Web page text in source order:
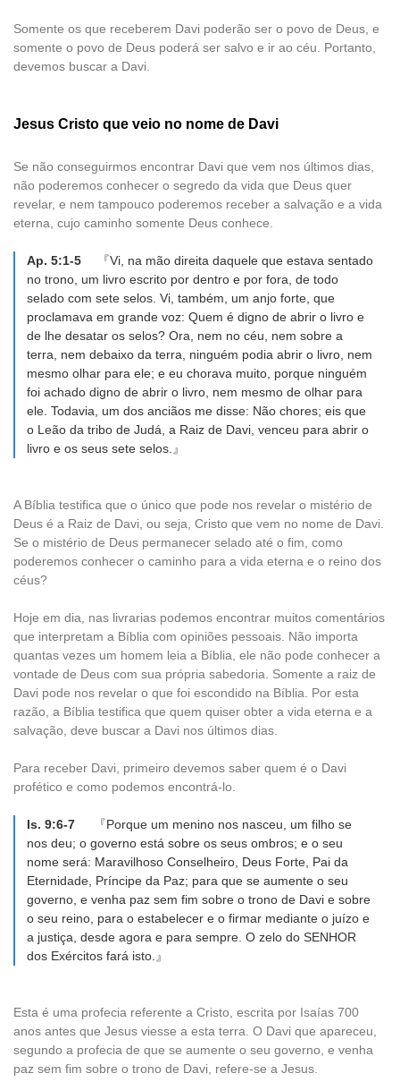
Somente os que receberem Davi poderão ser o povo de Deus, e
somente o povo de Deus poderá ser salvo e ir ao céu. Portanto,
devemos buscar a Davi.
Jesus Cristo que veio no nome de Davi
Se não conseguirmos encontrar Davi que vem nos últimos dias,
não poderemos conhecer o segredo da vida que Deus quer
revelar, e nem tampouco poderemos receber a salvação e a vida
eterna, cujo caminho somente Deus conhece.
Ap. 5:1-5
『Vi, na mão direita daquele que estava sentado
no trono, um livro escrito por dentro e por fora, de todo
selado com sete selos. Vi, também, um anjo forte, que
proclamava em grande voz: Quem é digno de abrir o livro e
de lhe desatar os selos? Ora, nem no céu, nem sobre a
terra, nem debaixo da terra, ninguém podia abrir o livro, nem
mesmo olhar para ele; e eu chorava muito, porque ninguém
foi achado digno de abrir o livro, nem mesmo de olhar para
ele. Todavia, um dos anciãos me disse: Não chores; eis que
o Leão da tribo de Judá, a Raiz de Davi, venceu para abrir o
livro e os seus sete selos.』
A Bíblia testifica que o único que pode nos revelar o mistério de
Deus é a Raiz de Davi, ou seja, Cristo que vem no nome de Davi.
Se o mistério de Deus permanecer selado até o fim, como
poderemos conhecer o caminho para a vida eterna e o reino dos
céus?
Hoje em dia, nas livrarias podemos encontrar muitos comentários
que interpretam a Bíblia com opiniões pessoais. Não importa
quantas vezes um homem leia a Bíblia, ele não pode conhecer a
vontade de Deus com sua própria sabedoria. Somente a raiz de
Davi pode nos revelar o que foi escondido na Bíblia. Por esta
razão, a Bíblia testifica que quem quiser obter a vida eterna e a
salvação, deve buscar a Davi nos últimos dias.
Para receber Davi, primeiro devemos saber quem é o Davi
profético e como podemos encontrá-lo.
Is. 9:6-7
『Porque um menino nos nasceu, um filho se
nos deu; o governo está sobre os seus ombros; e o seu
nome será: Maravilhoso Conselheiro, Deus Forte, Pai da
Eternidade, Príncipe da Paz; para que se aumente o seu
governo, e venha paz sem fim sobre o trono de Davi e sobre
o seu reino, para o estabelecer e o firmar mediante o juízo e
a justiça, desde agora e para sempre. O zelo do SENHOR
dos Exércitos fará isto.』
Esta é uma profecia referente a Cristo, escrita por Isaías 700
anos antes que Jesus viesse a esta terra. O Davi que apareceu,
segundo a profecia de que se aumente o seu governo, e venha
paz sem fim sobre o trono de Davi, refere-se a Jesus.